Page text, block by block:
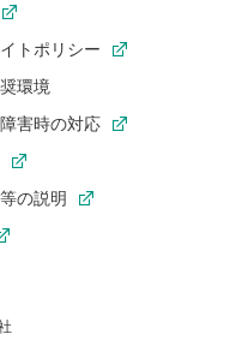
トポリシー
環境
害時の対応
の説明
社